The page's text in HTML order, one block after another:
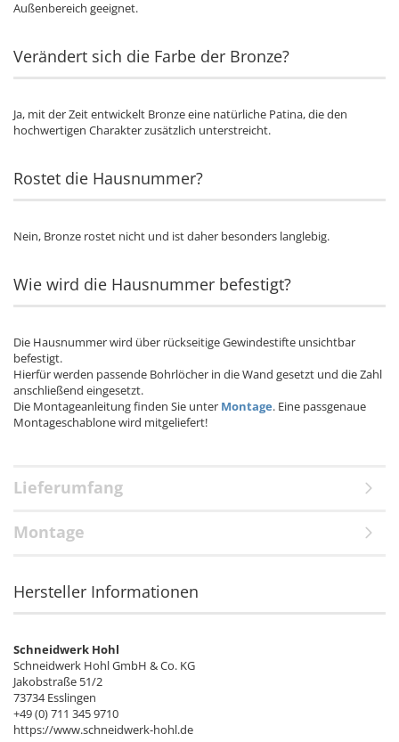
Außenbereich geeignet.
Verändert sich die Farbe der Bronze?
Ja, mit der Zeit entwickelt Bronze eine natürliche Patina, die den
hochwertigen Charakter zusätzlich unterstreicht.
Rostet die Hausnummer?
Nein, Bronze rostet nicht und ist daher besonders langlebig.
Wie wird die Hausnummer befestigt?
Die Hausnummer wird über rückseitige Gewindestifte unsichtbar
befestigt.
Hierfür werden passende Bohrlöcher in die Wand gesetzt und die Zahl
anschließend eingesetzt.
Die Montageanleitung finden Sie unter Montage. Eine passgenaue
Montageschablone wird mitgeliefert!
Lieferumfang
Montage
Hersteller Informationen
Schneidwerk Hohl
Schneidwerk Hohl GmbH & Co. KG
Jakobstraße 51/2
73734 Esslingen
+49 (0) 711 345 9710
https://www.schneidwerk-hohl.de